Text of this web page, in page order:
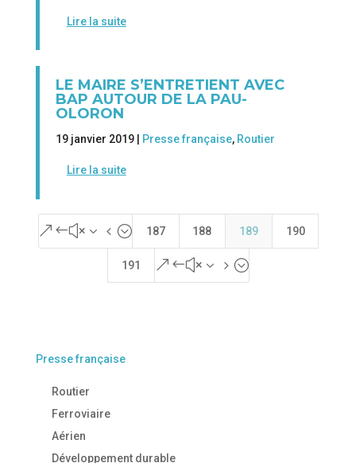
Lire la suite
LE MAIRE S’ENTRETIENT AVEC
BAP AUTOUR DE LA PAU-
OLORON
19 janvier 2019 | Presse française, Routier
Lire la suite
&#x34; 187 188 189 190
191 &#x35;
Presse française
Routier
Ferroviaire
Aérien
Développement durable